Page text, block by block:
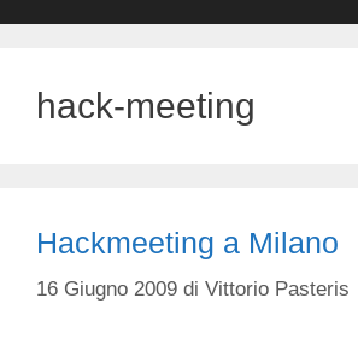
hack-meeting
Hackmeeting a Milano
16 Giugno 2009 di Vittorio Pasteris